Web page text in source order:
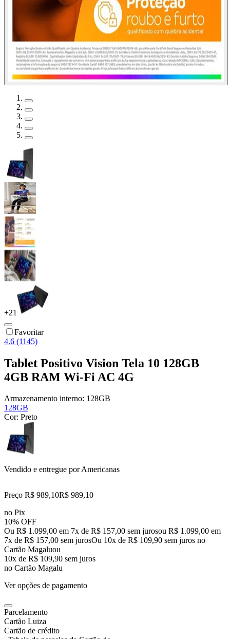
+21
Favoritar
4.6 (1145)
Tablet Positivo Vision Tela 10 128GB
4GB RAM Wi-Fi AC 4G
Armazenamento interno: 128GB
128GB
Cor: Preto
Vendido e entregue porAmericanas
Preço R$ 989,10R$ 989,10
no Pix
10% OFF
Ou R$ 1.099,00 em 7x de R$ 157,00 sem jurosou R$ 1.099,00 em
7x de R$ 157,00 sem jurosOu 10x de R$ 109,90 sem juros no
Cartão Magaluou
10x de R$ 109,90 sem juros
no Cartão Magalu
Ver opções de pagamento
Parcelamento
Cartão Luiza
Cartão de crédito